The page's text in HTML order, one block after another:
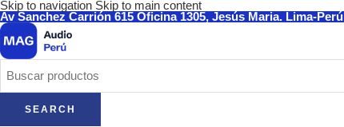
Skip to navigation Skip to main content
Av Sanchez Carrión 615 Oficina 1305, Jesús Maria. Lima-Perú
SEARCH